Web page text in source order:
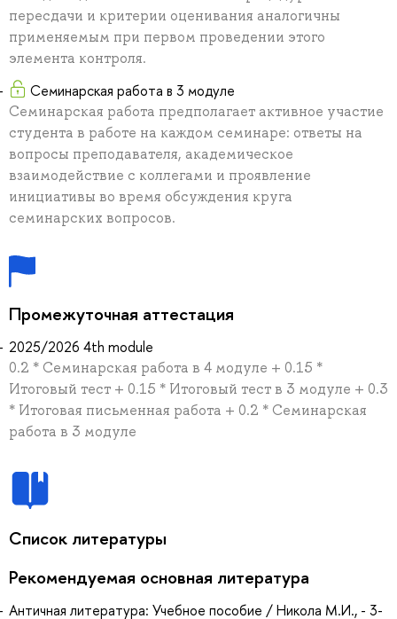
пересдачи и критерии оценивания аналогичны
применяемым при первом проведении этого
элемента контроля.
Семинарская работа в 3 модуле
Семинарская работа предполагает активное участие
студента в работе на каждом семинаре: ответы на
вопросы преподавателя, академическое
взаимодействие с коллегами и проявление
инициативы во время обсуждения круга
семинарских вопросов.
Промежуточная аттестация
2025/2026 4th module
0.2 * Семинарская работа в 4 модуле + 0.15 *
Итоговый тест + 0.15 * Итоговый тест в 3 модуле + 0.3
* Итоговая письменная работа + 0.2 * Семинарская
работа в 3 модуле
Список литературы
Рекомендуемая основная литература
Античная литература: Учебное пособие / Никола М.И., - 3-